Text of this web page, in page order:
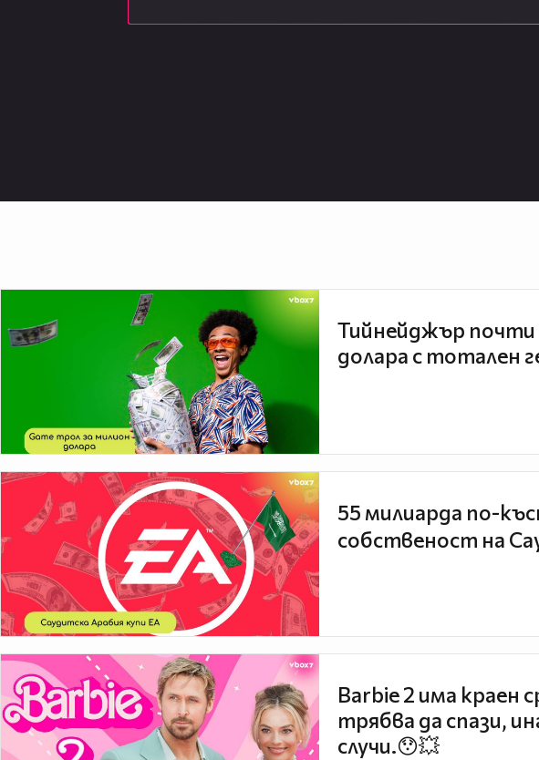
Тийнейджър почти
долара с тотален
55 милиарда по-
собственост на
Barbie 2 има краен
трябва да спази,
случи.😯💥